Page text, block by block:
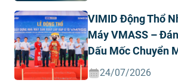
Nhân
VIMID Động Thổ
Máy VMASS –
Dấu Mốc Chuyển
Chiến Lược
24/07/2026